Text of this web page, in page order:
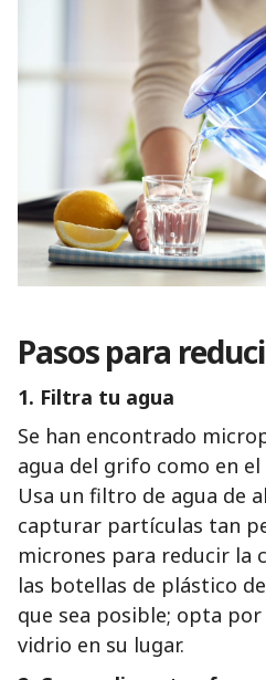
Pasos para
1. Filtra tu agua
Se han encontrado
agua del grifo como en
Usa un filtro de agua de
capturar partículas tan
micrones para reducir la
las botellas de plástico
que sea posible; opta
vidrio en su lugar.